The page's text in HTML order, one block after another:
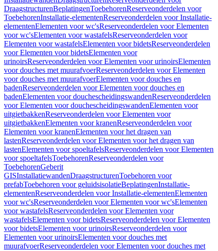
DraagstructurenBeplatingenToebehorenReserveonderdelen voor
ToebehorenInstallatie-elementenReserveonderdelen voor Installatie-
elementenElementen voor wc'sReserveonderdelen voor Elementen
voor wc'sElementen voor wastafelsReserveonderdelen voor
Elementen voor wastafelsElementen voor bidetsReserveonderdelen
voor Elementen voor bidetsElementen voor
urinoirsReserveonderdelen voor Elementen voor urinoirsElementen
voor douches met muurafvoerReserveonderdelen voor Elementen
voor douches met muurafvoerElementen voor douches en
badenReserveonderdelen voor Elementen voor douches en
badenElementen voor douchescheidingswandenReserveonderdelen
voor Elementen voor douchescheidingswandenElementen voor
uitgietbakkenReserveonderdelen voor Elementen voor
uitgietbakkenElementen voor kranenReserveonderdelen voor
Elementen voor kranenElementen voor het dragen van
lastenReserveonderdelen voor Elementen voor het dragen van
lastenElementen voor spoeltafelsReserveonderdelen voor Elementen
voor spoeltafelsToebehorenReserveonderdelen voor
ToebehorenGeberit
GISInstallatiewandenDraagstructurenToebehoren voor
prefabToebehoren voor geluidsisolatieBeplatingenInstallatie-
elementenReserveonderdelen voor Installatie-elementenElementen
voor wc'sReserveonderdelen voor Elementen voor wc'sElementen
voor wastafelsReserveonderdelen voor Elementen voor
wastafelsElementen voor bidetsReserveonderdelen voor Elementen
voor bidetsElementen voor urinoirsReserveonderdelen voor
Elementen voor urinoirsElementen voor douches met
muurafvoerReserveonderdelen voor Elementen voor douches met